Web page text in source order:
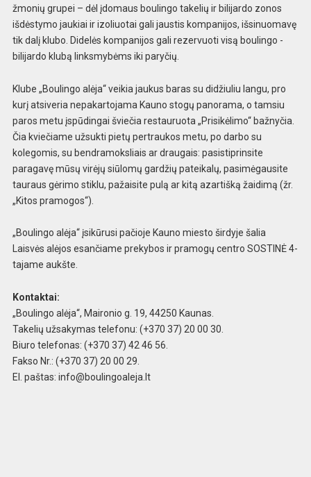
žmonių grupei – dėl įdomaus boulingo takelių ir bilijardo zonos
išdėstymo jaukiai ir izoliuotai gali jaustis kompanijos, išsinuomavę
tik dalį klubo. Didelės kompanijos gali rezervuoti visą boulingo -
bilijardo klubą linksmybėms iki paryčių.
Klube „Boulingo alėja“ veikia jaukus baras su didžiuliu langu, pro
kurį atsiveria nepakartojama Kauno stogų panorama, o tamsiu
paros metu įspūdingai šviečia restauruota „Prisikėlimo“ bažnyčia.
Čia kviečiame užsukti pietų pertraukos metu, po darbo su
kolegomis, su bendramoksliais ar draugais: pasistiprinsite
paragavę mūsų virėjų siūlomų gardžių pateikalų, pasimėgausite
tauraus gėrimo stiklu, pažaisite pulą ar kitą azartišką žaidimą (žr.
„Kitos pramogos“).
„Boulingo alėja“ įsikūrusi pačioje Kauno miesto širdyje šalia
Laisvės alėjos esančiame prekybos ir pramogų centro SOSTINĖ 4-
tajame aukšte.
Kontaktai:
„Boulingo alėja“, Maironio g. 19, 44250 Kaunas.
Takelių užsakymas telefonu: (+370 37) 20 00 30.
Biuro telefonas: (+370 37) 42 46 56.
Fakso Nr.: (+370 37) 20 00 29.
El. paštas: info@boulingoaleja.lt